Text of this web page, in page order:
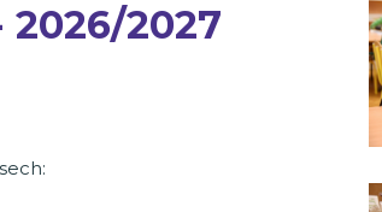
2027